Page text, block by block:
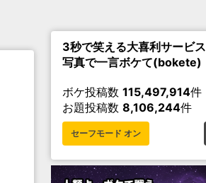
3秒で笑える大喜利サービス
写真で一言ボケて(bokete)
ボケ投稿数 115,497,914件
お題投稿数 8,106,244件
セーフモード オン